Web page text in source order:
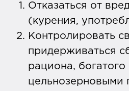
Отказаться от
(курения,
Контролировать
придерживаться
рациона,
цельнозерновыми